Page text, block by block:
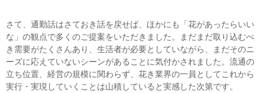
さて、通勤話はさておき話を戻せば、ほかにも「花があったらいい
な」の観点で多くのご提案をいただきました。まだまだ取り込むべ
き需要がたくさんあり、生活者が必要としていながら、まだそのニ
ーズに応えていないシーンがあることに気付かされました。流通の
立ち位置、経営の規模に関わらず、花き業界の一員としてこれから
実行・実現していくことは山積していると実感した次第です。